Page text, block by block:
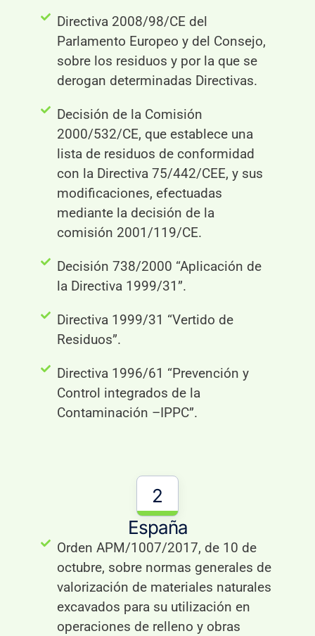
Directiva 2008/98/CE del
Parlamento Europeo y del Consejo,
sobre los residuos y por la que se
derogan determinadas Directivas.
Decisión de la Comisión
2000/532/CE, que establece una
lista de residuos de conformidad
con la Directiva 75/442/CEE, y sus
modificaciones, efectuadas
mediante la decisión de la
comisión 2001/119/CE.
Decisión 738/2000 “Aplicación de
la Directiva 1999/31”.
Directiva 1999/31 “Vertido de
Residuos”.
Directiva 1996/61 “Prevención y
Control integrados de la
Contaminación –IPPC”.
2
España
Orden APM/1007/2017, de 10 de
octubre, sobre normas generales de
valorización de materiales naturales
excavados para su utilización en
operaciones de relleno y obras